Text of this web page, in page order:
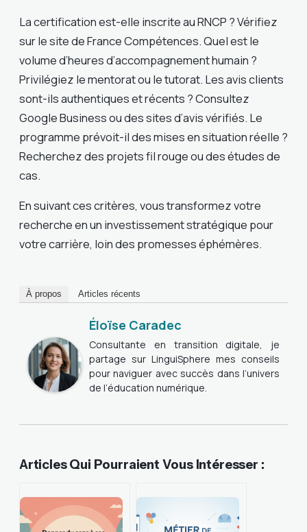
La certification est-elle inscrite au RNCP ? Vérifiez
sur le site de France Compétences. Quel est le
volume d’heures d’accompagnement humain ?
Privilégiez le mentorat ou le tutorat. Les avis clients
sont-ils authentiques et récents ? Consultez
Google Business ou des sites d’avis vérifiés. Le
programme prévoit-il des mises en situation réelle ?
Recherchez des projets fil rouge ou des études de
cas.
En suivant ces critères, vous transformez votre
recherche en un investissement stratégique pour
votre carrière, loin des promesses éphémères.
À propos Articles récents
Éloïse Caradec
Consultante en transition digitale, je
partage sur LinguiSphere mes conseils
pour naviguer avec succès dans l’univers
de l’éducation numérique.
Articles Qui Pourraient Vous Intéresser :